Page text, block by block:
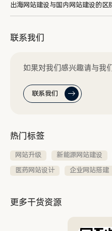
出海网站建设与国内网站建设的区
联系我们
如果对我们感兴趣请与我
联系我们
热门标签
网站升级 新能源网站建设
医药网站设计
企业网站搭建
更多干货资源